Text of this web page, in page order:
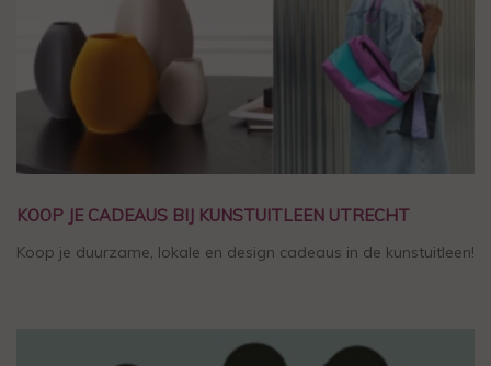
KOOP JE CADEAUS BIJ KUNSTUITLEEN UTRECHT
Koop je duurzame, lokale en design cadeaus in de kunstuitleen!